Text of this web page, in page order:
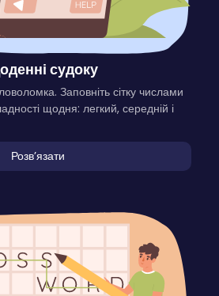
судоку
Заповніть сітку числами
щодня: легкий, середній і
Розвʼязати